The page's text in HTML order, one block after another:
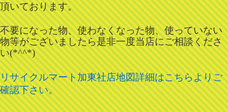
頂いております。
不要になった物、使わなくなった物、使っていない
物等がございましたら是非一度当店にご相談くださ
い(*^^*)
リサイクルマート加東社店地図詳細はこちらよりご
確認下さい。